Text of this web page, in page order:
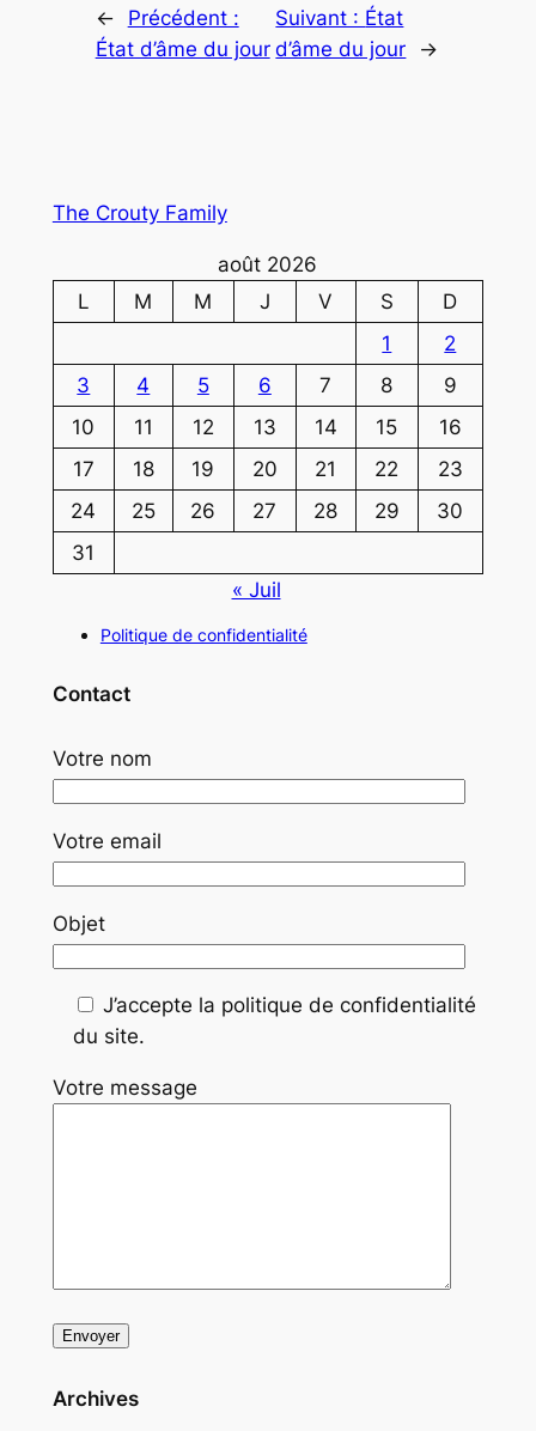
←
Précédent :
État d’âme du jour
Suivant : État
d’âme du jour
→
The Crouty Family
août 2026
L
M M J V S
D
1
2
3
4 5 6 7 8
9
10
11 12 13 14 15
16
17
18 19 20 21 22
23
24
25 26 27 28 29
30
31
« Juil
Politique de confidentialité
Contact
Votre nom
Votre email
Objet
J’accepte la politique de confidentialité
du site.
Votre message
Archives